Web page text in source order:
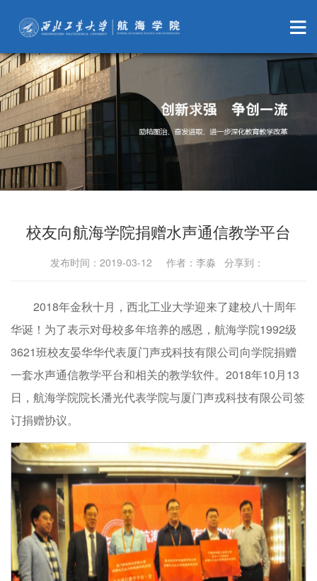
校友向航海学院捐赠水声通信教学平台
发布时间：2019-03-12 作者：李淼 分享到：
2018年金秋十月，西北工业大学迎来了建校八十周年
华诞！为了表示对母校多年培养的感恩，航海学院1992级
3621班校友晏华华代表厦门声戎科技有限公司向学院捐赠
一套水声通信教学平台和相关的教学软件。2018年10月13
日，航海学院院长潘光代表学院与厦门声戎科技有限公司签
订捐赠协议。